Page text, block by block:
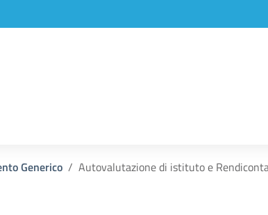
Generico Autovalutazione di istituto e